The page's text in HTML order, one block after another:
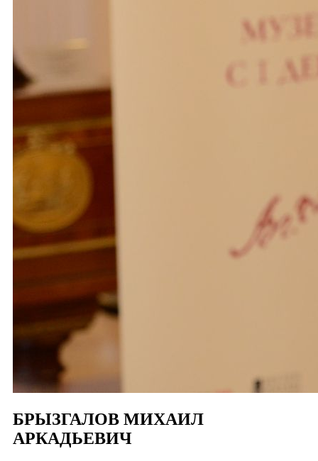
БРЫЗГАЛОВ МИХАИЛ
АРКАДЬЕВИЧ